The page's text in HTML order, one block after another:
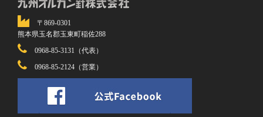
〒869-0301
熊本県玉名郡玉東町稲佐288
0968-85-3131（代表）
0968-85-2124（営業）